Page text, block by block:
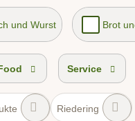
und Wurst Brot
Service
Riedering